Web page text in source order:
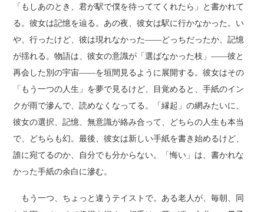
「もしあのとき、君が駅で僕を待っててくれたら」と書かれて
る。彼女は記憶を辿る。あの夜、彼女は駅に行かなかった。い
や、行ったけど、彼は現れなかった――どっちだったか、記憶
が揺れる。物語は、彼女の意識が「選ばなかった枝」――彼と
再会した別の宇宙――を垣間見るように展開する。彼女はその
「もう一つの人生」を夢で見るけど、目覚めると、手紙のイン
クが雨で滲んで、読めなくなってる。「縁起」の網みたいに、
彼女の選択、記憶、無意識が絡み合って、どちらの人生も本当
で、どちらも幻。最後、彼女は新しい手紙を書き始めるけど、
誰に宛てるのか、自分でも分からない。「悔い」は、書かれな
かった手紙の余白に滲む。
もう一つ、ちょっと違うテイストで。ある老人が、毎朝、同